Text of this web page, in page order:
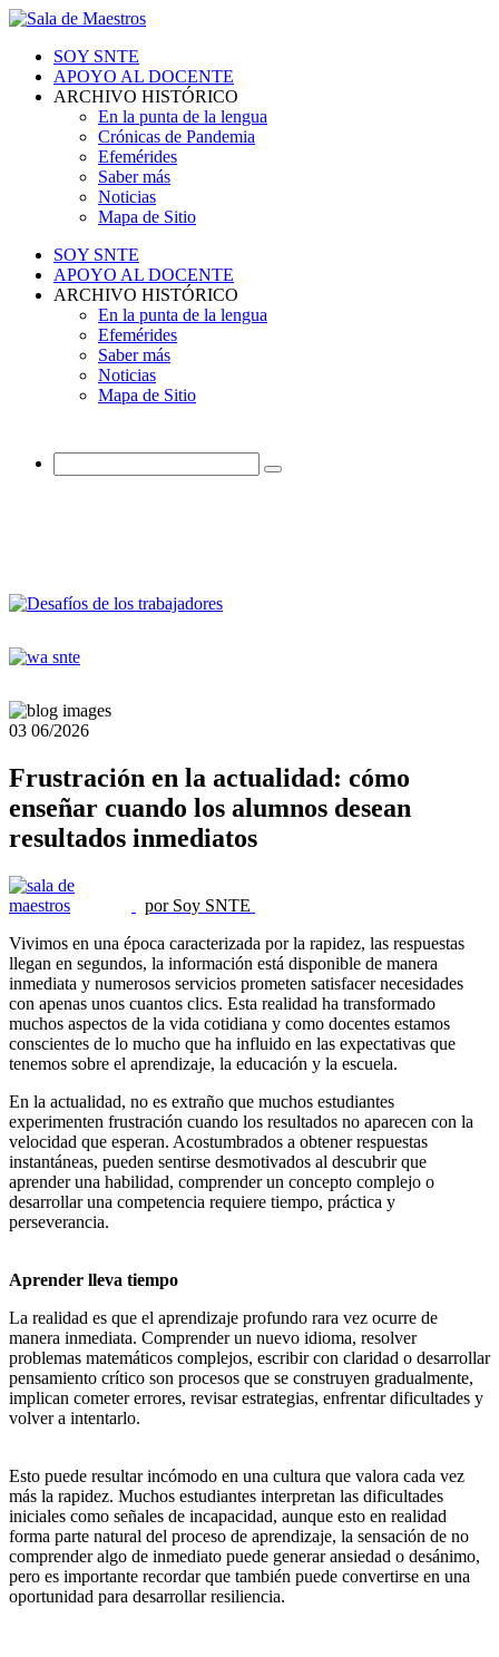
SOY SNTE
APOYO AL DOCENTE
ARCHIVO HISTÓRICO
En la punta de la lengua
Crónicas de Pandemia
Efemérides
Saber más
Noticias
Mapa de Sitio
SOY SNTE
APOYO AL DOCENTE
ARCHIVO HISTÓRICO
En la punta de la lengua
Efemérides
Saber más
Noticias
Mapa de Sitio
03 06/2026
Frustración en la actualidad: cómo
enseñar cuando los alumnos desean
resultados inmediatos
por Soy SNTE
Vivimos en una época caracterizada por la rapidez, las respuestas
llegan en segundos, la información está disponible de manera
inmediata y numerosos servicios prometen satisfacer necesidades
con apenas unos cuantos clics. Esta realidad ha transformado
muchos aspectos de la vida cotidiana y como docentes estamos
conscientes de lo mucho que ha influido en las expectativas que
tenemos sobre el aprendizaje, la educación y la escuela.
En la actualidad, no es extraño que muchos estudiantes
experimenten frustración cuando los resultados no aparecen con la
velocidad que esperan. Acostumbrados a obtener respuestas
instantáneas, pueden sentirse desmotivados al descubrir que
aprender una habilidad, comprender un concepto complejo o
desarrollar una competencia requiere tiempo, práctica y
perseverancia.
Aprender lleva tiempo
La realidad es que el aprendizaje profundo rara vez ocurre de
manera inmediata. Comprender un nuevo idioma, resolver
problemas matemáticos complejos, escribir con claridad o desarrollar
pensamiento crítico son procesos que se construyen gradualmente,
implican cometer errores, revisar estrategias, enfrentar dificultades y
volver a intentarlo.
Esto puede resultar incómodo en una cultura que valora cada vez
más la rapidez. Muchos estudiantes interpretan las dificultades
iniciales como señales de incapacidad, aunque esto en realidad
forma parte natural del proceso de aprendizaje, la sensación de no
comprender algo de inmediato puede generar ansiedad o desánimo,
pero es importante recordar que también puede convertirse en una
oportunidad para desarrollar resiliencia.